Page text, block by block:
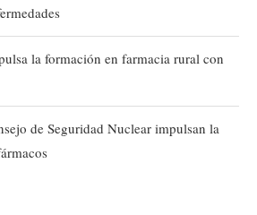
la formación en farmacia rural con
de Seguridad Nuclear impulsan la